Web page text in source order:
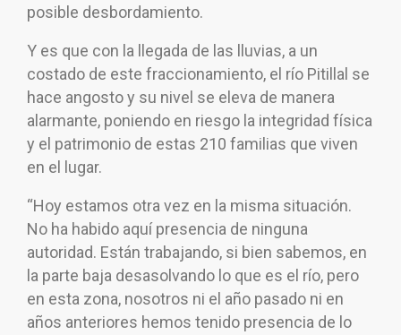
posible desbordamiento.
Y es que con la llegada de las lluvias, a un
costado de este fraccionamiento, el río Pitillal se
hace angosto y su nivel se eleva de manera
alarmante, poniendo en riesgo la integridad física
y el patrimonio de estas 210 familias que viven
en el lugar.
“Hoy estamos otra vez en la misma situación.
No ha habido aquí presencia de ninguna
autoridad. Están trabajando, si bien sabemos, en
la parte baja desasolvando lo que es el río, pero
en esta zona, nosotros ni el año pasado ni en
años anteriores hemos tenido presencia de lo